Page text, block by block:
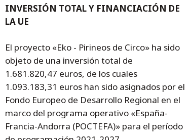
INVERSIÓN TOTAL Y FINANCIACIÓN DE
LA UE
El proyecto «Eko - Pirineos de Circo» ha sido
objeto de una inversión total de
1.681.820,47 euros, de los cuales
1.093.183,31 euros han sido asignados por el
Fondo Europeo de Desarrollo Regional en el
marco del programa operativo «España-
Francia-Andorra (POCTEFA)» para el período